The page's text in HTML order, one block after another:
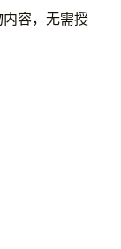
容，无需授